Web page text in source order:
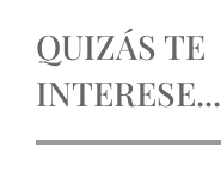
QUIZÁS TE
INTERESE...